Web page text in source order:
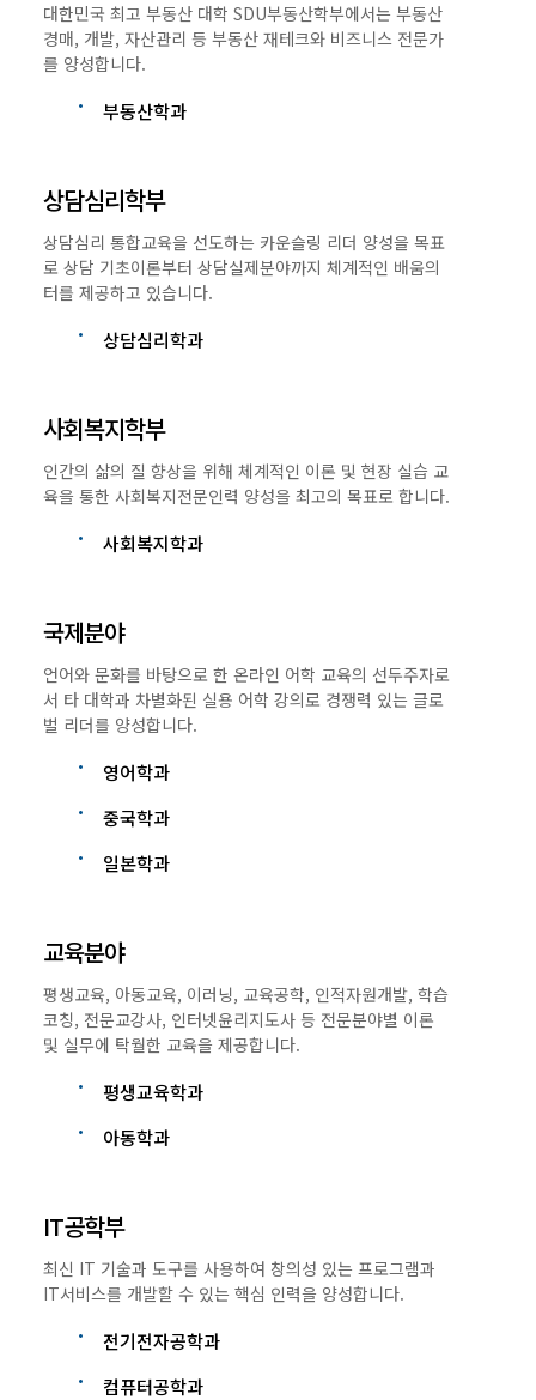
대한민국 최고 부동산 대학 SDU부동산학부에서는 부동산
경매, 개발, 자산관리 등 부동산 재테크와 비즈니스 전문가
를 양성합니다.
부동산학과
상담심리학부
상담심리 통합교육을 선도하는 카운슬링 리더 양성을 목표
로 상담 기초이론부터 상담실제분야까지 체계적인 배움의
터를 제공하고 있습니다.
상담심리학과
사회복지학부
인간의 삶의 질 향상을 위해 체계적인 이론 및 현장 실습 교
육을 통한 사회복지전문인력 양성을 최고의 목표로 합니다.
사회복지학과
국제분야
언어와 문화를 바탕으로 한 온라인 어학 교육의 선두주자로
서 타 대학과 차별화된 실용 어학 강의로 경쟁력 있는 글로
벌 리더를 양성합니다.
영어학과
중국학과
일본학과
교육분야
평생교육, 아동교육, 이러닝, 교육공학, 인적자원개발, 학습
코칭, 전문교강사, 인터넷윤리지도사 등 전문분야별 이론
및 실무에 탁월한 교육을 제공합니다.
평생교육학과
아동학과
IT공학부
최신 IT 기술과 도구를 사용하여 창의성 있는 프로그램과
IT서비스를 개발할 수 있는 핵심 인력을 양성합니다.
전기전자공학과
컴퓨터공학과